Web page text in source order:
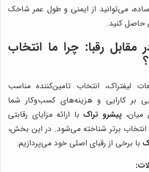
می‌توانید از ایمنی و طول عمر شاخک
حاصل کنید.
مقابل رقبا: چرا ما انتخاب
لیفتراک، انتخاب تامین‌کننده مناسب
بر کارایی و هزینه‌های کسب‌وکار شما
میان،پیشرو تراک با ارائه مزایای رقابتی
انتخاب برتر شناخته می‌شود. در این بخش،
با برخی از رقبای اصلی خود می‌پردازیم: